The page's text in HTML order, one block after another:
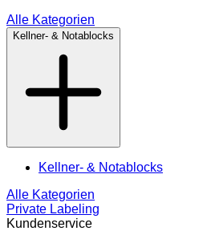
Alle Kategorien
Kellner- & Notablocks
Kellner- & Notablocks
Alle Kategorien
Private Labeling
Kundenservice